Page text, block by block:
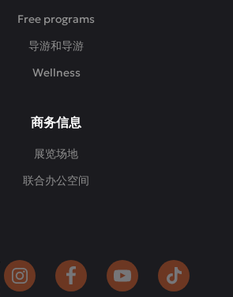
Free programs
导游和导游
Wellness
商务信息
展览场地
联合办公空间